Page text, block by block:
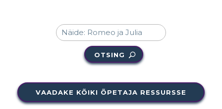
OTSING
VAADAKE KÕIKI ÕPETAJA RESSURSSE